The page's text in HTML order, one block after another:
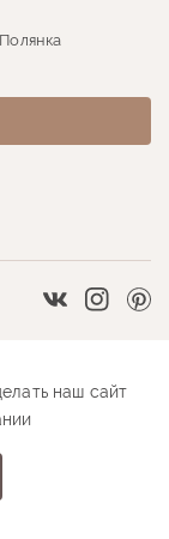
Vkontakte
заказнаш сайт